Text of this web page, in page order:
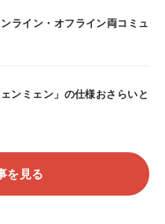
ライン・オフライン両コミュ
ンミェン」の仕様おさらいと
を見る